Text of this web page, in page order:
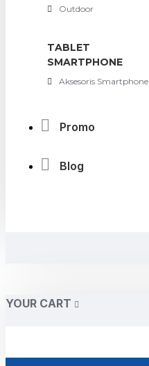
Outdoor
TABLET
SMARTPHONE
Aksesoris Smartphone
Promo
Blog
YOUR CART